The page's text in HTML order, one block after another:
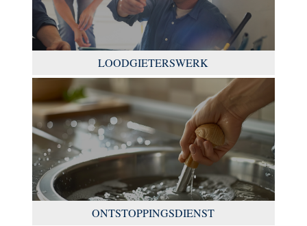
LOODGIETERSWERK
ONTSTOPPINGSDIENST